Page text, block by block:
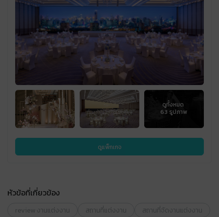
ดูแพ็กเกจ
หัวข้อที่เกี่ยวข้อง
review งานแต่งงาน สถานที่แต่งงาน
สถานที่จัดงานแต่งงาน